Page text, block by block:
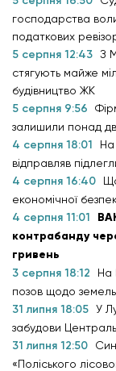
господарства
податкових
5 серпня 12:43 З
стягують майже
будівництво ЖК
5 серпня 9:56
залишили понад
4 серпня 18:01
На
відправляв
4 серпня 16:40
економічної
4 серпня 11:01
контрабанду
гривень
3 серпня 18:12
На
позов щодо
31 липня 18:05 У
забудови
31 липня 12:50
«Поліського